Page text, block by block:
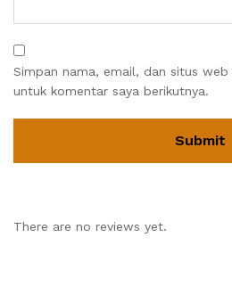
Simpan nama, email, dan situs
untuk komentar saya berikutnya.
There are no reviews yet.